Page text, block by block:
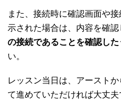
また、接続時に確認画面や
示された場合は、内容を確認
の接続であることを確認し
い。
レッスン当日は、アースト
て進めていただければ大丈夫